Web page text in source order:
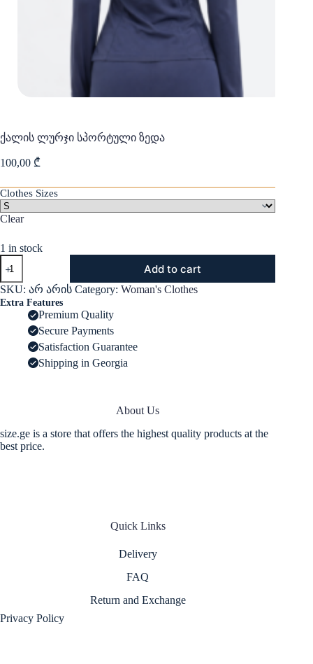
ქალის ლურჯი სპორტული ზედა
100,00 ₾
Clothes Sizes
Clear
1 in stock
ლურჯი
სპორტული
ზედა
quantity
Add to cart
SKU: არ არის Category: Woman's Clothes
Extra Features
Premium Quality
Secure Payments
Satisfaction Guarantee
Shipping in Georgia
About Us
size.ge is a store that offers the highest quality products at the
best price.
Quick Links
Delivery
FAQ
Return and Exchange
Privacy Policy